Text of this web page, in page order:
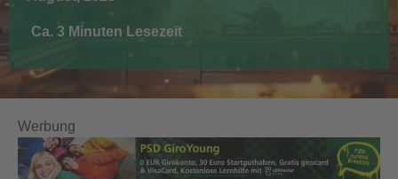
Ca. 3 Minuten Lesezeit
Werbung